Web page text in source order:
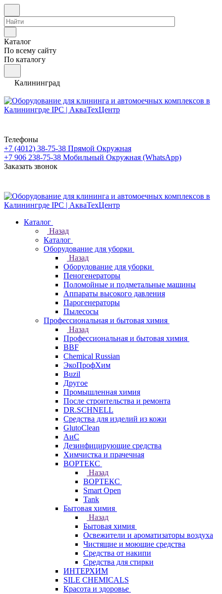
Каталог
По всему сайту
По каталогу
Калининград
Телефоны
+7 (4012) 38-75-38 Прямой Окружная
+7 906 238-75-38 Мобильный Окружная (WhatsApp)
Заказать звонок
Каталог
Назад
Каталог
Оборудование для уборки
Назад
Оборудование для уборки
Пеногенераторы
Поломойные и подметальные машины
Аппараты высокого давления
Парогенераторы
Пылесосы
Профессиональная и бытовая химия
Назад
Профессиональная и бытовая химия
BBF
Chemical Russian
ЭкоПрофХим
Buzil
Другое
Промышленная химия
После строительства и ремонта
DR.SCHNELL
Средства для изделий из кожи
GlutoClean
АиС
Дезинфицирующие средства
Химчистка и прачечная
ВОРТЕКС
Назад
ВОРТЕКС
Smart Open
Tank
Бытовая химия
Назад
Бытовая химия
Освежители и ароматизаторы воздуха
Чистящие и моющие средства
Средства от накипи
Средства для стирки
ИНТЕРХИМ
SILE CHEMICALS
Красота и здоровье